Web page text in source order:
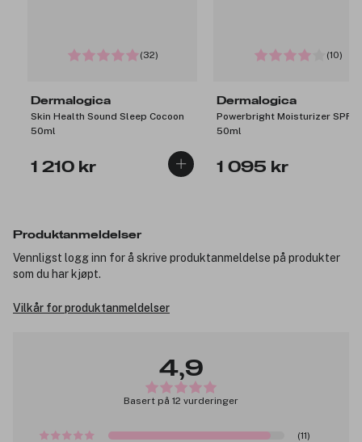
(32)
Dermalogica
Skin Health Sound Sleep Cocoon
50ml
1 210 kr
(10)
Dermalogica
Powerbright Moisturizer
50ml
1 095 kr
Produktanmeldelser
Vennligst logg inn for å skrive produktanmeldelse på produkter
som du har kjøpt.
Vilkår for produktanmeldelser
4,9
Basert på 12 vurderinger
(11)